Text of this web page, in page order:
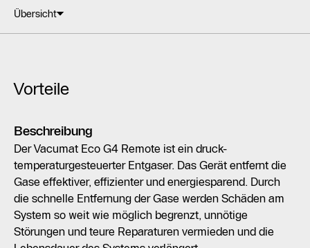
Übersicht
Vorteile
Beschreibung
Der Vacumat Eco G4 Remote ist ein druck-
temperaturgesteuerter Entgaser. Das Gerät entfernt die
Gase effektiver, effizienter und energiesparend. Durch
die schnelle Entfernung der Gase werden Schäden am
System so weit wie möglich begrenzt, unnötige
Störungen und teure Reparaturen vermieden und die